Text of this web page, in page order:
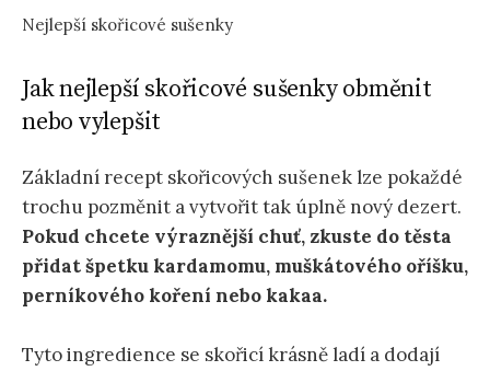
Nejlepší skořicové sušenky
Jak nejlepší skořicové sušenky obměnit
nebo vylepšit
Základní recept skořicových sušenek lze pokaždé
trochu pozměnit a vytvořit tak úplně nový dezert.
Pokud chcete výraznější chuť, zkuste do těsta
přidat špetku kardamomu, muškátového oříšku,
perníkového koření nebo kakaa.
Tyto ingredience se skořicí krásně ladí a dodají